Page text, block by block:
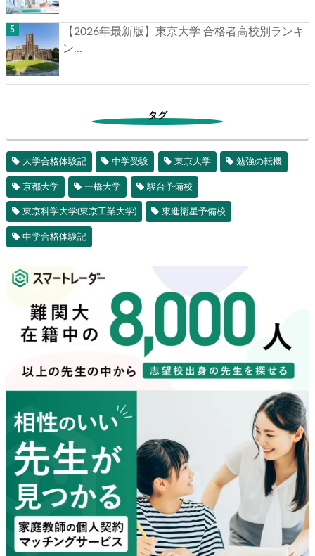
【2026年最新版】東京大学 合格者高校別ランキ
ン...
タグ
大学合格体験記 中学受験 東京大学 勉強の転機
京都大学 一橋大学 駿台予備校
東京科学大学(東京工業大学) 東進衛星予備校
中学合格体験記